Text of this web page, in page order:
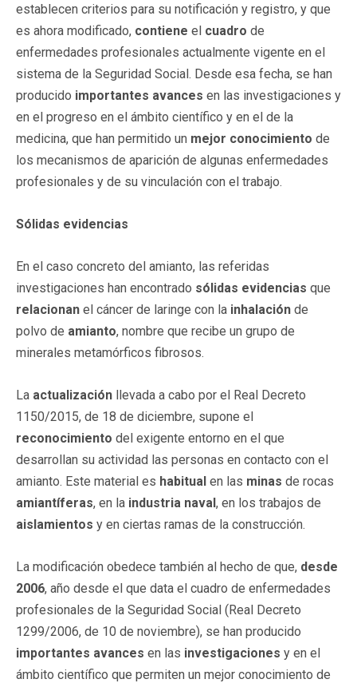
establecen criterios para su notificación y registro, y que
es ahora modificado, contiene el cuadro de
enfermedades profesionales actualmente vigente en el
sistema de la Seguridad Social. Desde esa fecha, se han
producido importantes avances en las investigaciones y
en el progreso en el ámbito científico y en el de la
medicina, que han permitido un mejor conocimiento de
los mecanismos de aparición de algunas enfermedades
profesionales y de su vinculación con el trabajo.
Sólidas evidencias
En el caso concreto del amianto, las referidas
investigaciones han encontrado sólidas evidencias que
relacionan el cáncer de laringe con la inhalación de
polvo de amianto, nombre que recibe un grupo de
minerales metamórficos fibrosos.
La actualización llevada a cabo por el Real Decreto
1150/2015, de 18 de diciembre, supone el
reconocimiento del exigente entorno en el que
desarrollan su actividad las personas en contacto con el
amianto. Este material es habitual en las minas de rocas
amiantíferas, en la industria naval, en los trabajos de
aislamientos y en ciertas ramas de la construcción.
La modificación obedece también al hecho de que, desde
2006, año desde el que data el cuadro de enfermedades
profesionales de la Seguridad Social (Real Decreto
1299/2006, de 10 de noviembre), se han producido
importantes avances en las investigaciones y en el
ámbito científico que permiten un mejor conocimiento de